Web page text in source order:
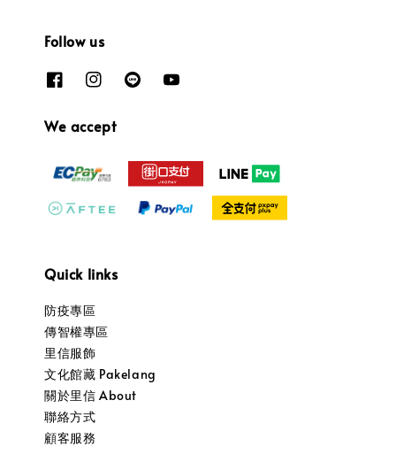
Follow us
We accept
Quick links
防疫專區
傳智權專區
里信服飾
文化館藏 Pakelang
關於里信 About
聯絡方式
顧客服務